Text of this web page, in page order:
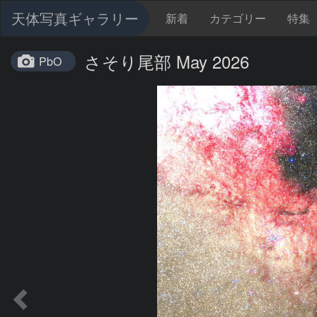
天体写真ギャラリー 新着 カテゴリー 特集
PbO さそり尾部 May 2026